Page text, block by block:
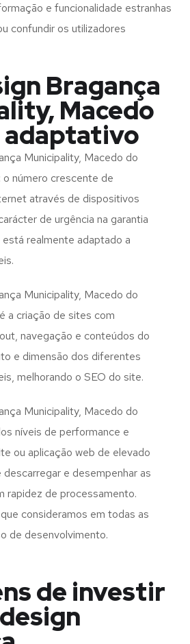
e funcionalidade estranhas
confundir os utilizadores
Bragança
Macedo
adaptativo
Municipality, Macedo do
número crescente de
através de dispositivos
de urgência na garantia
realmente adaptado a
Municipality, Macedo do
a criação de sites com
navegação e conteúdos do
e dimensão dos diferentes
melhorando o SEO do site.
Municipality, Macedo do
níveis de performance e
ou aplicação web de elevado
e desempenhar as
rapidez de processamento.
consideramos em todas as
de desenvolvimento.
de investir